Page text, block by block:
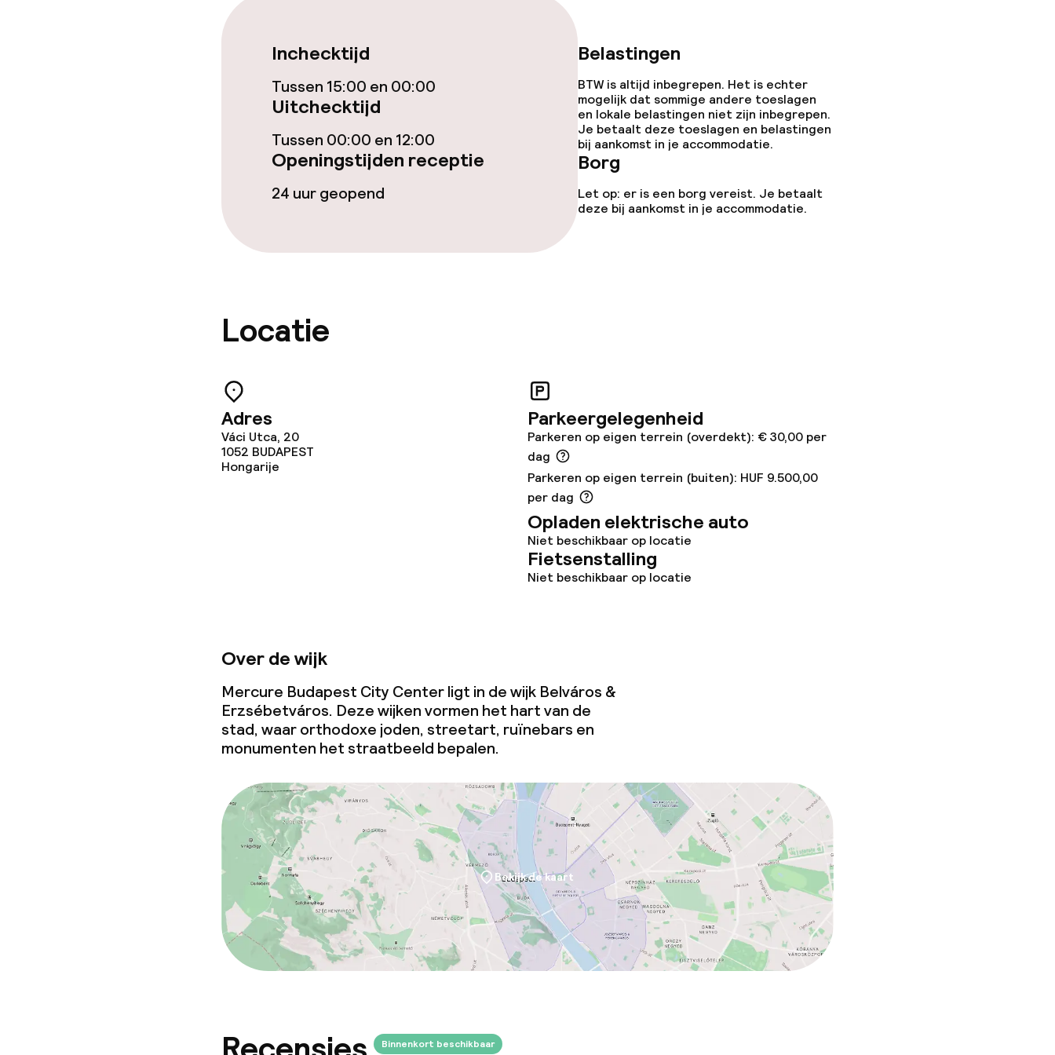
Eet- en drinkgelegenheden
Restaurant
Eet- en drinkdiensten
Lunch à la carte
Dieetopties
Speciale dieetopties
Glutenvrije opties
Vegetarische opties
Conferentieruimte
Vergaderruimte
Beleid
Borg bij aankomst
Overal rookvrij
Kleine huisdieren toegestaan
(minder dan de 5 kg)
Grote huisdieren toegestaan
(meer dan 5 kg)
Inchecktijd
Tussen 15:00 en 00:00
Uitchecktijd
Tussen 00:00 en 12:00
Openingstijden receptie
24 uur geopend
Belastingen
BTW is altijd inbegrepen. Het is echter
mogelijk dat sommige andere toeslagen
en lokale belastingen niet zijn inbegrepen.
Je betaalt deze toeslagen en belastingen
bij aankomst in je accommodatie.
Borg
Let op: er is een borg vereist. Je betaalt
deze bij aankomst in je accommodatie.
Locatie
Adres
Váci Utca, 20
1052 BUDAPEST
Hongarije
Parkeergelegenheid
Parkeren op eigen terrein (overdekt): € 30,00 per
dag
Parkeren op eigen terrein (buiten): HUF 9.500,00
per dag
Opladen elektrische auto
Niet beschikbaar op locatie
Fietsenstalling
Niet beschikbaar op locatie
Over de wijk
Mercure Budapest City Center ligt in de wijk Belváros &
Erzsébetváros. Deze wijken vormen het hart van de
stad, waar orthodoxe joden, streetart, ruïnebars en
monumenten het straatbeeld bepalen.
Bekijk de kaart
Binnenkort beschikbaar